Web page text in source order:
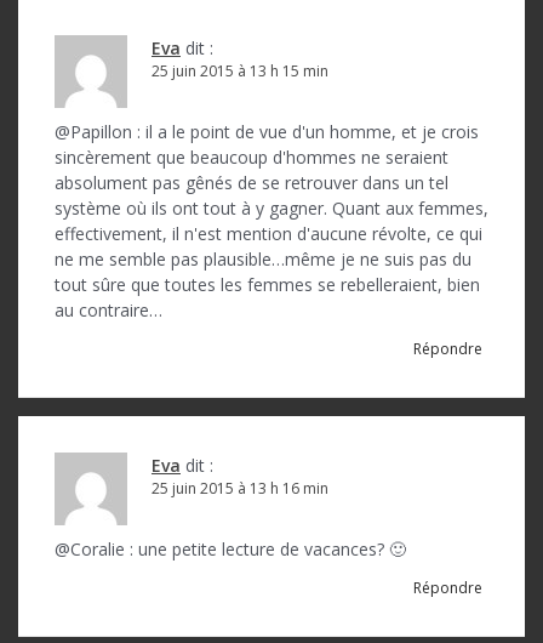
Eva dit :
25 juin 2015 à 13 h 15 min
@Papillon : il a le point de vue d'un homme, et je crois
sincèrement que beaucoup d'hommes ne seraient
absolument pas gênés de se retrouver dans un tel
système où ils ont tout à y gagner. Quant aux femmes,
effectivement, il n'est mention d'aucune révolte, ce qui
ne me semble pas plausible…même je ne suis pas du
tout sûre que toutes les femmes se rebelleraient, bien
au contraire…
Répondre
Eva dit :
25 juin 2015 à 13 h 16 min
@Coralie : une petite lecture de vacances? 🙂
Répondre